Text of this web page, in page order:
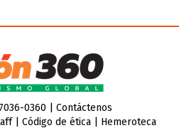
0360 | Contáctenos
| Código de ética| Hemeroteca